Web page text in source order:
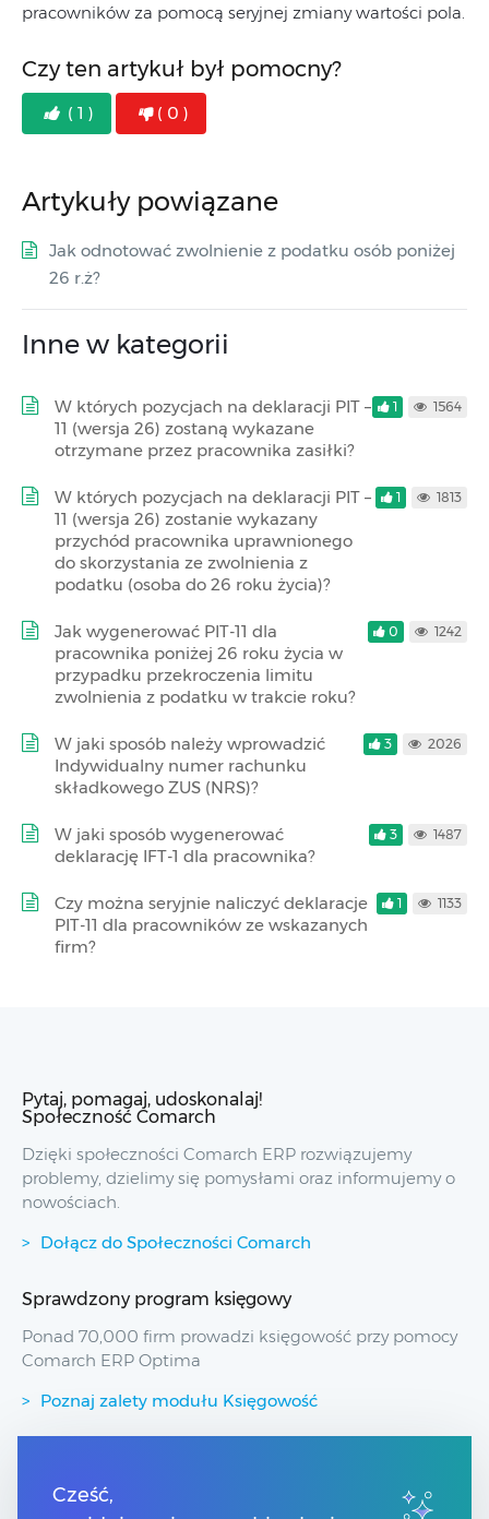
pracowników za pomocą seryjnej zmiany wartości pola.
Czy ten artykuł był pomocny?
( 1 ) ( 0 )
Artykuły powiązane
Jak odnotować zwolnienie z podatku osób poniżej
26 r.ż?
Inne w kategorii
W których pozycjach na deklaracji PIT –
11 (wersja 26) zostaną wykazane
otrzymane przez pracownika zasiłki?
1 1564
W których pozycjach na deklaracji PIT –
11 (wersja 26) zostanie wykazany
przychód pracownika uprawnionego
do skorzystania ze zwolnienia z
podatku (osoba do 26 roku życia)?
1 1813
Jak wygenerować PIT-11 dla
pracownika poniżej 26 roku życia w
przypadku przekroczenia limitu
zwolnienia z podatku w trakcie roku?
0 1242
W jaki sposób należy wprowadzić
Indywidualny numer rachunku
składkowego ZUS (NRS)?
3 2026
W jaki sposób wygenerować
deklarację IFT-1 dla pracownika?
3 1487
Czy można seryjnie naliczyć deklaracje
PIT-11 dla pracowników ze wskazanych
firm?
1 1133
Pytaj, pomagaj, udoskonalaj!
Społeczność Comarch
Dzięki społeczności Comarch ERP rozwiązujemy
problemy, dzielimy się pomysłami oraz informujemy o
nowościach.
Dołącz do Społeczności Comarch
Sprawdzony program księgowy
Ponad 70,000 firm prowadzi księgowość przy pomocy
Comarch ERP Optima
Poznaj zalety modułu Księgowość
Przydatne linki
Cześć,